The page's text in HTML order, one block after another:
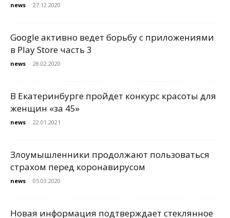
news - 27.12.2020
Google активно ведет борьбу с приложениями
в Play Store часть 3
news - 28.02.2020
В Екатеринбурге пройдет конкурс красоты для
женщин «за 45»
news - 22.01.2021
Злоумышленники продолжают пользоваться
страхом перед коронавирусом
news - 05.03.2020
Новая информация подтверждает стеклянное